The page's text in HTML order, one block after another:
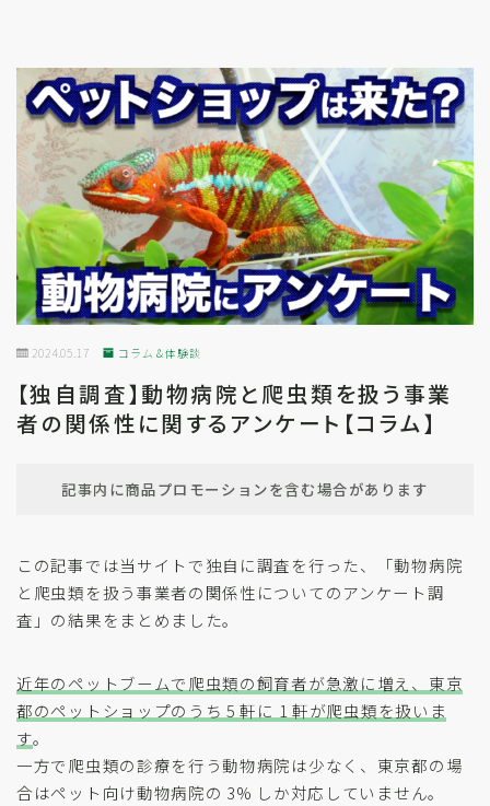
2024.05.17 コラム＆体験談
【独自調査】動物病院と爬虫類を扱う事業
者の関係性に関するアンケート【コラム】
記事内に商品プロモーションを含む場合があります
この記事では当サイトで独自に調査を行った、「動物病院
と爬虫類を扱う事業者の関係性についてのアンケート調
査」の結果をまとめました。
近年のペットブームで爬虫類の飼育者が急激に増え、東京
都のペットショップのうち 5 軒に 1 軒が爬虫類を扱いま
す。
一方で爬虫類の診療を行う動物病院は少なく、東京都の場
合はペット向け動物病院の 3% しか対応していません。